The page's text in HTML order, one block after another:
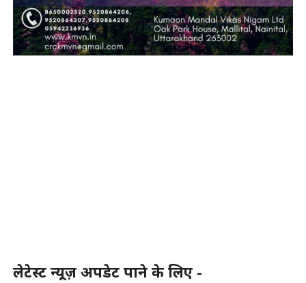
लेटेस्ट न्यूज़ अपडेट पाने के लिए -